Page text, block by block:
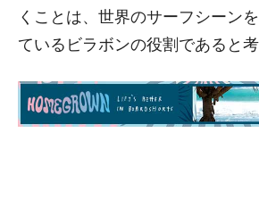
くことは、世界のサーフシーン
ているビラボンの役割であると考